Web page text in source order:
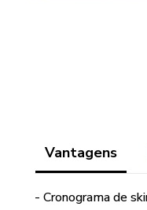
Vantagens
- Cronograma de